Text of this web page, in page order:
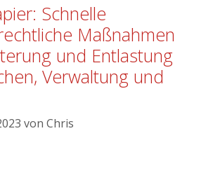
Schnelle
Maßnahmen
und Entlastung
Verwaltung und
von Chris